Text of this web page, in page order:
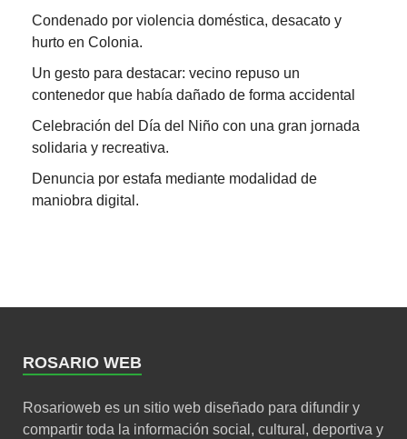
Condenado por violencia doméstica, desacato y
hurto en Colonia.
Un gesto para destacar: vecino repuso un
contenedor que había dañado de forma accidental
Celebración del Día del Niño con una gran jornada
solidaria y recreativa.
Denuncia por estafa mediante modalidad de
maniobra digital.
ROSARIO WEB
Rosarioweb es un sitio web diseñado para difundir y
compartir toda la información social, cultural, deportiva y